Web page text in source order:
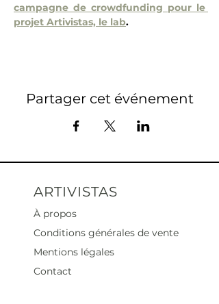
campagne de crowdfunding pour le
projet Artivistas, le lab.
Partager cet événement
ARTIVISTAS
À propos
Conditions générales de vente
Mentions légales
Contact